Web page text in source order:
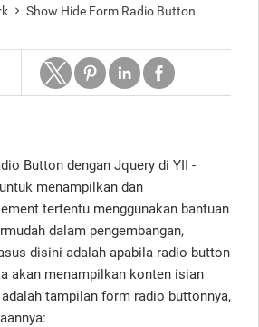
 Show Hide Form Radio Button
Button dengan Jquery di YII -
menampilkan dan
tertentu menggunakan bantuan
dalam pengembangan,
disini adalah apabila radio button
akan menampilkan konten isian
tampilan form radio buttonnya,